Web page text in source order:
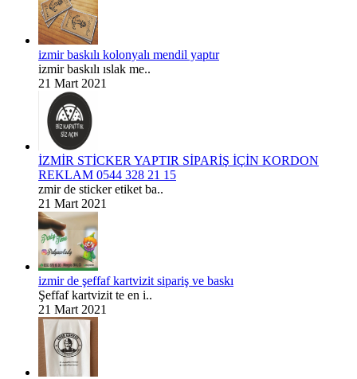
izmir baskılı kolonyalı mendil yaptır
izmir baskılı ıslak me..
21 Mart 2021
İZMİR STİCKER YAPTIR SİPARİŞ İÇİN KORDON
REKLAM 0544 328 21 15
zmir de sticker etiket ba..
21 Mart 2021
izmir de şeffaf kartvizit sipariş ve baskı
Şeffaf kartvizit te en i..
21 Mart 2021